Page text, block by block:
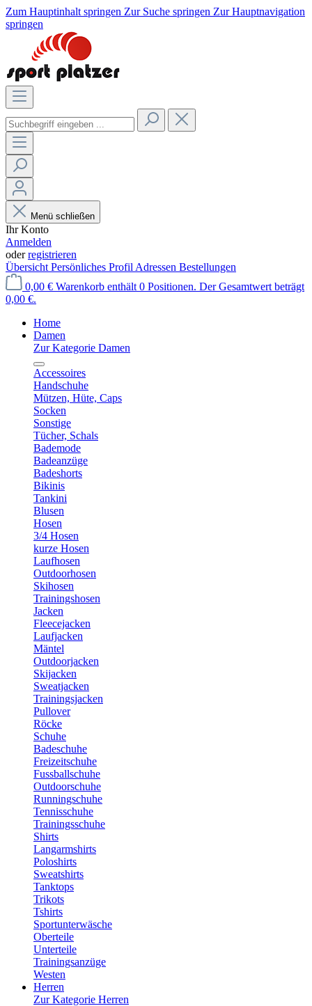
Zum Hauptinhalt springen Zur Suche springen Zur Hauptnavigation
springen
Menü schließen
Ihr Konto
Anmelden
oderregistrieren
Übersicht Persönliches Profil Adressen Bestellungen
0,00 € Warenkorb enthält 0 Positionen. Der Gesamtwert beträgt
0,00 €.
Home
Damen
Zur Kategorie Damen
Accessoires
Handschuhe
Mützen, Hüte, Caps
Socken
Sonstige
Tücher, Schals
Bademode
Badeanzüge
Badeshorts
Bikinis
Tankini
Blusen
Hosen
3/4 Hosen
kurze Hosen
Laufhosen
Outdoorhosen
Skihosen
Trainingshosen
Jacken
Fleecejacken
Laufjacken
Mäntel
Outdoorjacken
Skijacken
Sweatjacken
Trainingsjacken
Pullover
Röcke
Schuhe
Badeschuhe
Freizeitschuhe
Fussballschuhe
Outdoorschuhe
Runningschuhe
Tennisschuhe
Trainingsschuhe
Shirts
Langarmshirts
Poloshirts
Sweatshirts
Tanktops
Trikots
Tshirts
Sportunterwäsche
Oberteile
Unterteile
Trainingsanzüge
Westen
Herren
Zur Kategorie Herren